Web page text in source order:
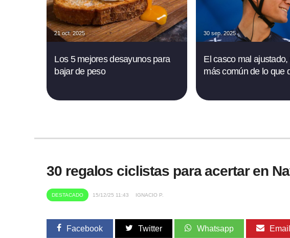
21 oct. 2025
Los 5 mejores desayunos para
bajar de peso
30 sep. 2025
El casco mal ajustado,
más común de lo que
30 regalos ciclistas para acertar en
DESTACADO 15/12/25 11:43 IGNACIO P.
Facebook Twitter Whatsapp Email